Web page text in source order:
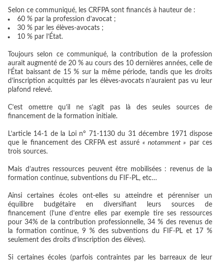
Selon ce communiqué, les CRFPA sont financés à hauteur de :
60 % par la profession d’avocat ;
30 % par les élèves-avocats ;
10 % par l’État.
Toujours selon ce communiqué, la contribution de la profession
aurait augmenté de 20 % au cours des 10 dernières années, celle de
l’État baissant de 15 % sur la même période, tandis que les droits
d’inscription acquittés par les élèves-avocats n’auraient pas vu leur
plafond relevé.
C’est omettre qu’il ne s’agit pas là des seules sources de
financement de la formation initiale.
L’article 14-1 de la Loi n° 71-1130 du 31 décembre 1971 dispose
que le financement des CRFPA est assuré « notamment »
par ces
trois sources.
Mais d’autres ressources peuvent être mobilisées : revenus de la
formation continue, subventions du FIF-PL, etc…
Ainsi certaines écoles ont-elles su atteindre et pérenniser un
équilibre budgétaire en diversifiant leurs sources de
financement (l’une d’entre elles par exemple tire ses ressources
pour 34% de la contribution professionnelle, 34 % des revenus de
la formation continue, 9 % des subventions du FIF-PL et 17 %
seulement des droits d’inscription des élèves).
Si certaines écoles (parfois contraintes par les barreaux de leur